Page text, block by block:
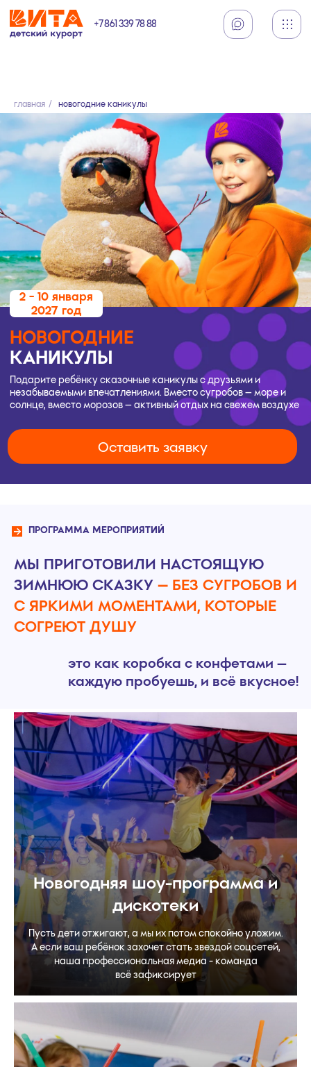
+7 861 339 78 88
главная / новогодние каникулы
НОВОГОДНИЕ
КАНИКУЛЫ
Подарите ребёнку сказочные каникулы с друзьями и
незабываемыми впечатлениями. Вместо сугробов — море и
солнце, вместо морозов — активный отдых на свежем воздухе
Оставить заявку
2 - 10 января
2027 год
МЫ ПРИГОТОВИЛИ НАСТОЯЩУЮ
— БЕЗ СУГРОБОВ И
С ЯРКИМИ МОМЕНТАМИ, КОТОРЫЕ
ПРОГРАММА МЕРОПРИЯТИЙ
каждую пробуешь, и всё вкусное!
Новогодняя шоу-программа и
дискотеки
Пусть дети отжигают, а мы их потом спокойно уложим.
А если ваш ребёнок захочет стать звездой соцсетей,
наша профессиональная медиа - команда
всё зафиксирует